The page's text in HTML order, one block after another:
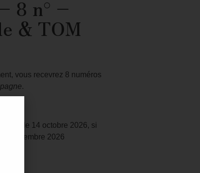
8 n° –
& TOM
vous recevrez 8 numéros
.
le 14 octobre 2026, si
septembre 2026